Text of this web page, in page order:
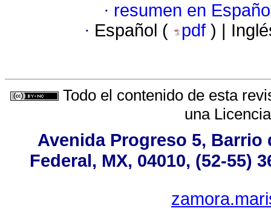
· resumen en
· Español ( pdf ) |
Todo el contenido de esta
una
Avenida Progreso 5,
Federal, MX, 04010, (52-55)